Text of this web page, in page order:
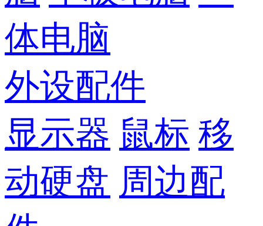
体电脑
外设配件
显示器 鼠标 移
动硬盘 周边配